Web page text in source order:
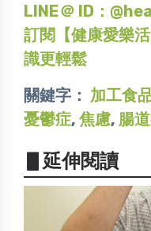
LINE＠ ID：
訂閱【健康愛樂
識更輕鬆
關鍵字： 加工食
憂鬱症, 焦慮, 腸
▋延伸閱讀